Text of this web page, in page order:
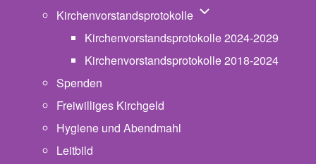
Kirchenvorstandsprotokolle Unternavigation von
Kirchenvorstandsprotokolle 2024-2029
Kirchenvorstandsprotokolle 2018-2024
Spenden
Freiwilliges Kirchgeld
Hygiene und Abendmahl
Leitbild